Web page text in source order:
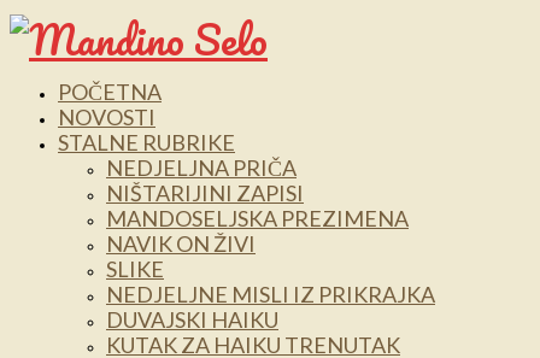
POČETNA
NOVOSTI
STALNE RUBRIKE
NEDJELJNA PRIČA
NIŠTARIJINI ZAPISI
MANDOSELJSKA PREZIMENA
NAVIK ON ŽIVI
SLIKE
NEDJELJNE MISLI IZ PRIKRAJKA
DUVAJSKI HAIKU
KUTAK ZA HAIKU TRENUTAK